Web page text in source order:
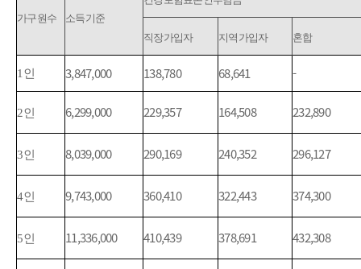
가구원수 소득기준
직장가입자 지역가입자 혼합
1 인 3,847,000 138,780 68,641 -
2인 6,299,000 229,357 164,508 232,890
3인 8,039,000 290,169 240,352 296,127
4인 9,743,000 360,410 322,443 374,300
5인 11,336,000 410,439 378,691 432,308